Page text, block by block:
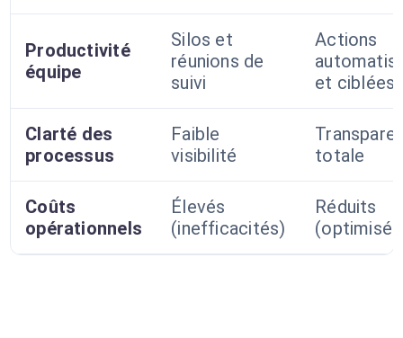
Productivité
équipe
Silos et
réunions de
suivi
Actions
et ciblées
Clarté des
processus
Faible
visibilité
totale
Coûts
opérationnels
Élevés
(inefficacités)
Réduits